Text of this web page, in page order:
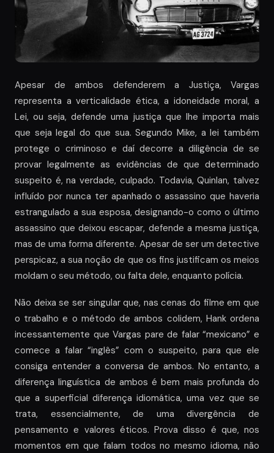
Apesar de ambos defenderem a Justiça, Vargas
representa a verticalidade ética, a idoneidade moral, a
Lei, ou seja, defende uma justiça que lhe importa mais
que seja legal do que sua. Segundo Mike, a lei também
protege o criminoso e daí decorre a diligência de se
provar legalmente as evidências de que determinado
suspeito é, na verdade, culpado. Todavia, Quinlan, talvez
influído por nunca ter apanhado o assassino que haveria
estrangulado a sua esposa, designando-o como o último
assassino que deixou escapar, defende a mesma justiça,
mas de uma forma diferente. Apesar de ser um detective
perspicaz, a sua noção de que os fins justificam os meios
moldam o seu método, ou falta dele, enquanto polícia.
Não deixa se ser singular que, nas cenas do filme em que
o trabalho e o método de ambos colidem, Hank ordena
incessantemente que Vargas pare de falar “mexicano” e
comece a falar “inglês” com o suspeito, para que ele
consiga entender a conversa de ambos. No entanto, a
diferença linguística de ambos é bem mais profunda do
que a superficial diferença idiomática, uma vez que se
trata, essencialmente, de uma divergência de
pensamento e valores éticos. Prova disso é que, nos
momentos em que falam todos no mesmo idioma, não